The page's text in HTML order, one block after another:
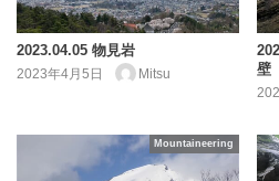
2023.04.05 物見岩
2023年4月5日 Mitsu
壁
Mountaineering